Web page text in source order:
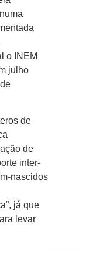
o INEM
julho
de
de
inter-
nascidos
já que
levar